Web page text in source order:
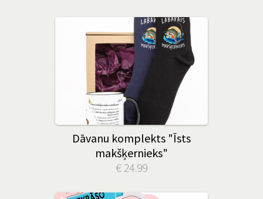
Dāvanu komplekts "Īsts
makšķernieks"
€ 24.99